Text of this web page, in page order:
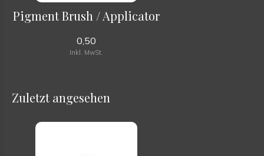
Pigment Brush / Applicator
0,50
Inkl. MwSt.
Zuletzt angesehen